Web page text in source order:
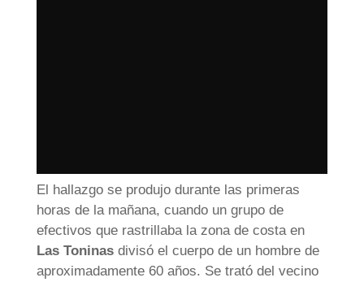
El hallazgo se produjo durante las primeras
horas de la mañana, cuando un grupo de
efectivos que rastrillaba la zona de costa en
Las Toninasdivisó el cuerpo de un hombre de
aproximadamente 60 años. Se trató del vecino